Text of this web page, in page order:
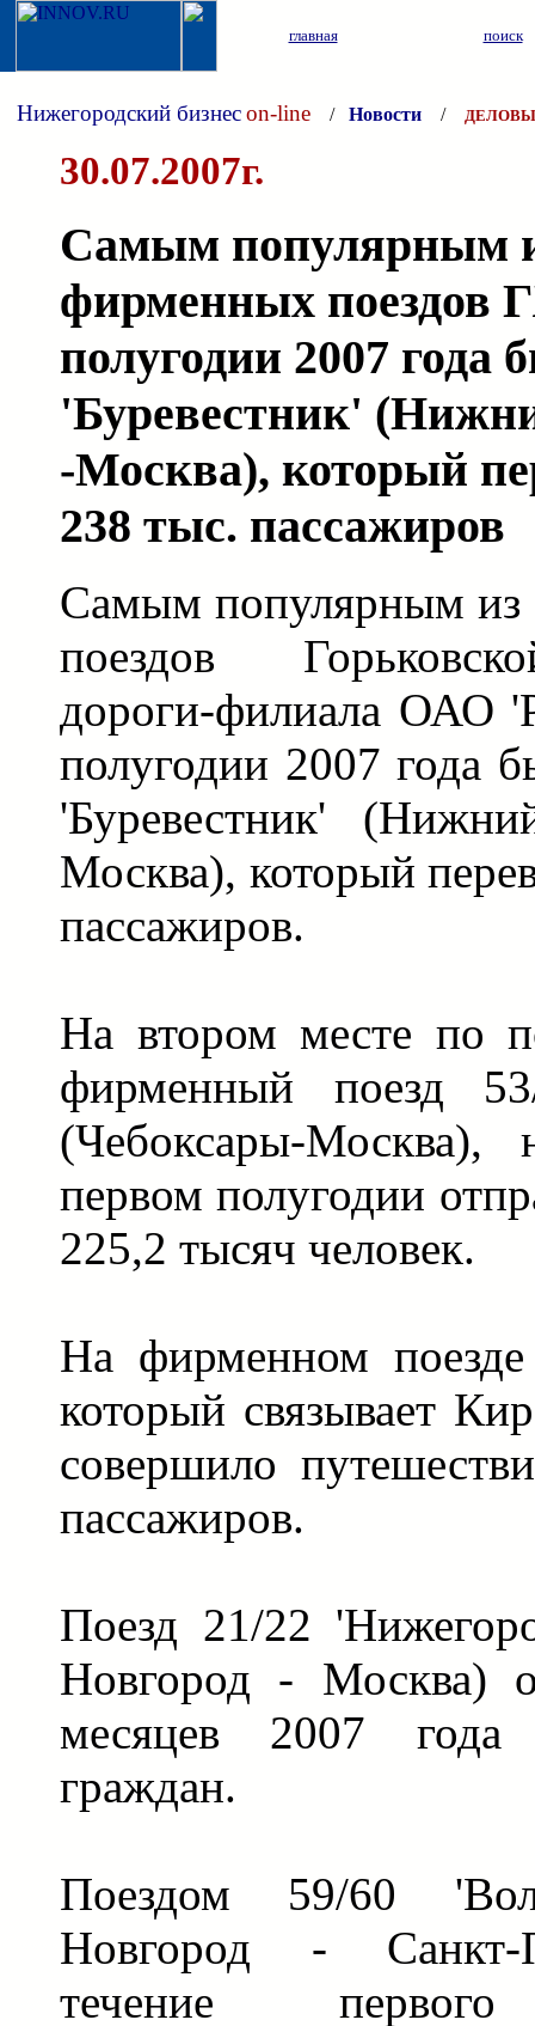
главная поиск
Нижегородский бизнесon-line / Новости /
30.07.2007г.
Самым популярным
фирменных поездов
полугодии 2007 года
'Буревестник'
-Москва), который
238 тыс. пассажиров
Самым популярным
поездов
дороги-филиала ОАО
полугодии 2007 года
'Буревестник'
Москва), который
пассажиров.
На втором месте по
фирменный поезд
(Чебоксары-
первом полугодии
225,2 тысяч человек.
На фирменном
который связывает
совершило
пассажиров.
Поезд 21/22
Новгород - Москва)
месяцев 2007
граждан.
Поездом 59/60
Новгород - Санкт-
течение